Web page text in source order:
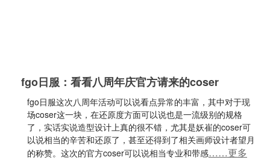
fgo日服：看看八周年庆官方请来的coser
fgo日服这次八周年活动可以说看点异常的丰富，其中对于现
场coser这一块，在还原度方面可以说也是一流级别的规格
了，实话实说造型设计上真的很不错，尤其是妖崔的coser可
以说相当的辛苦和还原了，甚至还得到了相关画师设计者望月
的称赞。这次的官方coser可以说相当专业和带感……更多